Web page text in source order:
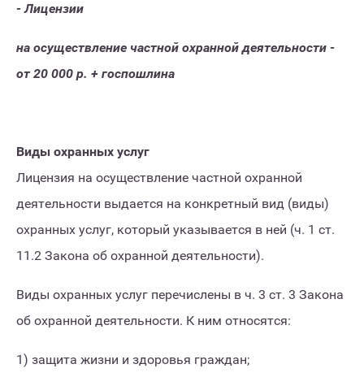
- Лицензии
на осуществление частной охранной деятельности -
от 20 000 р. + госпошлина
Виды охранных услуг
Лицензия на осуществление частной охранной
деятельности выдается на конкретный вид (виды)
охранных услуг, который указывается в ней (ч. 1 ст.
11.2 Закона об охранной деятельности).
Виды охранных услуг перечислены в ч. 3 ст. 3 Закона
об охранной деятельности. К ним относятся:
1) защита жизни и здоровья граждан;